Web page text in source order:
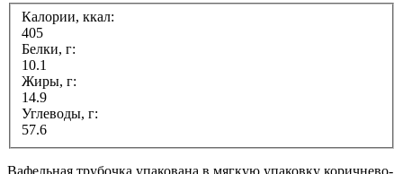
Калории, ккал:
405
Белки, г:
10.1
Жиры, г:
14.9
Углеводы, г:
57.6